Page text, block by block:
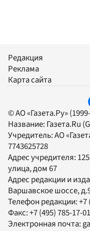
Редакция
Реклама
Карта сайта
© АО «Газета.Ру»
Название: Газета.Ru
Учредитель:АО
7743625728
Адрес учредителя:
улица, дом 67
Адрес редакции и
Варшавское шоссе,
Телефон редакции:+7
Факс:+7 (495) 785-17-01
Электронная почта: